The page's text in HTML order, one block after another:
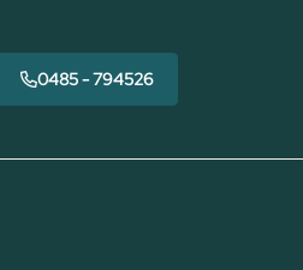
0485 - 794526